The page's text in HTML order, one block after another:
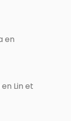
en
Lin et